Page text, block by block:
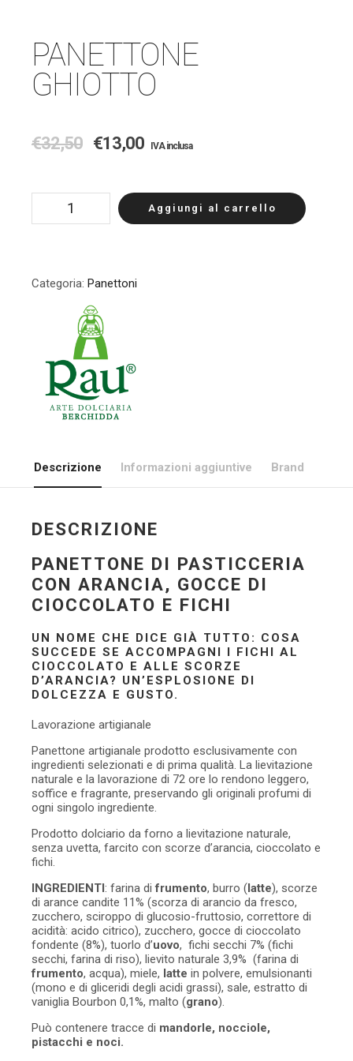
PANETTONE
GHIOTTO
€32,50 €13,00 IVA inclusa
Aggiungi al carrello
Categoria: Panettoni
Descrizione Informazioni aggiuntive Brand
DESCRIZIONE
PANETTONE DI PASTICCERIA
CON ARANCIA, GOCCE DI
CIOCCOLATO E FICHI
UN NOME CHE DICE GIÀ TUTTO: COSA
SUCCEDE SE ACCOMPAGNI I FICHI AL
CIOCCOLATO E ALLE SCORZE
D’ARANCIA? UN’ESPLOSIONE DI
DOLCEZZA E GUSTO.
Lavorazione artigianale
Panettone artigianale prodotto esclusivamente con
ingredienti selezionati e di prima qualità. La lievitazione
naturale e la lavorazione di 72 ore lo rendono leggero,
soffice e fragrante, preservando gli originali profumi di
ogni singolo ingrediente.
Prodotto dolciario da forno a lievitazione naturale,
senza uvetta, farcito con scorze d’arancia, cioccolato e
fichi.
INGREDIENTI: farina difrumento, burro (latte), scorze
di arance candite 11% (scorza di arancio da fresco,
zucchero, sciroppo di glucosio-fruttosio, correttore di
acidità: acido citrico), zucchero, gocce di cioccolato
fondente (8%), tuorlo d’uovo, fichi secchi 7% (fichi
secchi, farina di riso), lievito naturale 3,9% (farina di
frumento, acqua), miele, latte in polvere, emulsionanti
(mono e di gliceridi degli acidi grassi), sale, estratto di
vaniglia Bourbon 0,1%, malto (grano).
Può contenere tracce di mandorle, nocciole,
pistacchi e noci.